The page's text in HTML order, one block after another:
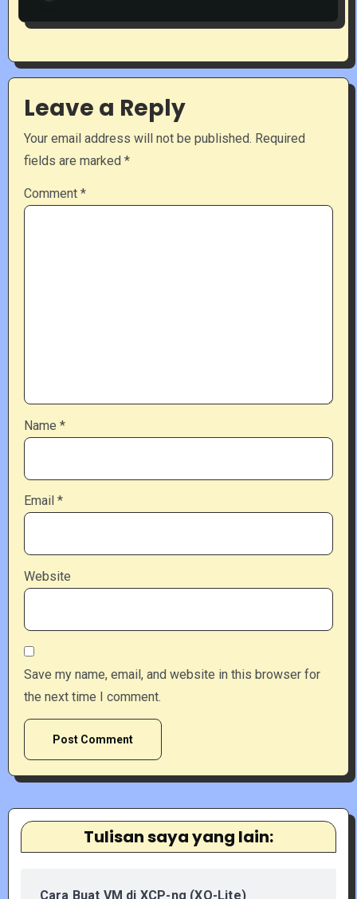
Leave a Reply
Your email address will not be published. Required
fields are marked *
Comment *
Name *
Email *
Website
Save my name, email, and website in this browser for
the next time I comment.
Tulisan saya yang lain:
Cara Buat VM di XCP-ng (XO-Lite)